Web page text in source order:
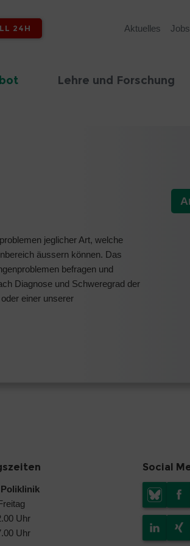
24H Aktuelles Jobs
Lehre und Forschung
jeglicher Art, welche
äussern können. Das
befragen und
Diagnose und Schweregrad der
einer unserer
Uhr
Uhr
Social